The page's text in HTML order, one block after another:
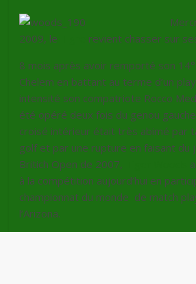
2009, le
revient chasser sur
8 mois après avoir remporté son
Chelem en battant au terme d’un
intensité son compatriote Rocco
été opéré deux fois du genou
croisé intérieur était très abimé par
golf et par une rupture en faisant du
Britich Open de 2007,
à la compétition aujourd’hui en
championnat du monde de match
l’Arizona.